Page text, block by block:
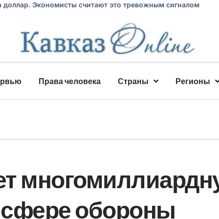
доллар. Экономисты считают это тревожным сигналом
Права человека Страны Регионы
обороны